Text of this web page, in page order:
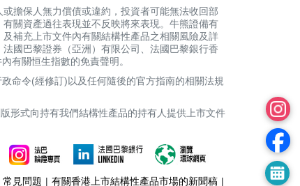
擔保人無力償債或違約，投資者可能無法收回部
關資產過往表現並不反映將來表現。牛熊證備有
補充上市文件內有關結構性產品之相關風險及詳
國巴黎證券（亞洲）有限公司、法國巴黎銀行香
有關恒生指數的免責聲明。
命令(經修訂)以及任何隨後的官方指南的相關法規
形式向持有我們結構性產品的持有人提供上市文件
常見問題 | 有關香港上市結構性產品市場的新聞稿 |